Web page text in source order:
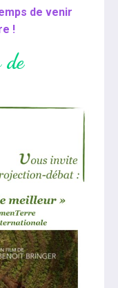
de venir
!
de